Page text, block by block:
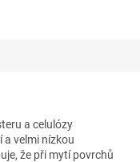
a celulózy
velmi nízkou
že při mytí povrchů